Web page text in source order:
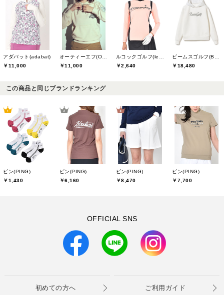
アダバット(adabat)
￥11,000
オーティーエフ(O.T.F)
￥11,000
ルコックゴルフ(le coq GOLF)
￥2,640
ビームスゴルフ(BEAMS GOLF)
￥18,480
この商品と同じブランドランキング
ピン(PING)
￥1,430
ピン(PING)
￥6,160
ピン(PING)
￥8,470
ピン(PING)
￥7,700
OFFICIAL SNS
初めての方へ ご利用ガイド